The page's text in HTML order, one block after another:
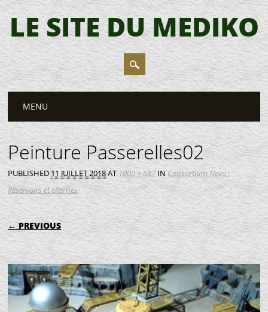
LE SITE DU MEDIKO
Main menu
to
content
MENU
Peinture Passerelles02
PUBLISHED11 JUILLET 2018AT 1000 × 687IN Consortium Nevo :
Réservoirs et citernes
← PREVIOUS